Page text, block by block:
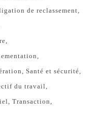
de reclassement
Santé et sécurité
du travail
Transaction